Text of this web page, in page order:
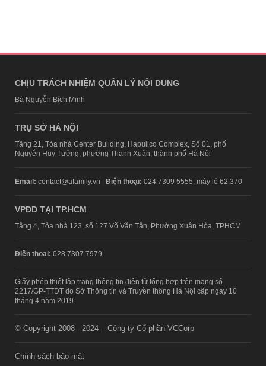
CHỊU TRÁCH NHIỆM QUẢN LÝ NỘI DUNG
Bà Nguyễn Bích Minh
TRỤ SỞ HÀ NỘI
Tầng 21, Tòa nhà Center Building, Hapulico Complex, Số 01, phố
Nguyễn Huy Tưởng, phường Thanh Xuân, thành phố Hà Nội
Email: contact@afamily.vn | Điện thoại: 024 7309 5555, máy lẻ 62.370
VPĐD TẠI TP.HCM
Tầng 4, Tòa nhà 123, số 127 Võ Văn Tần, Phường Xuân Hòa, TPHCM
Điện thoại: 028 7307 7979
Giấy phép thiết lập trang thông tin điện tử tổng hợp trên mạng số
2217/GP-TTĐT do Sở Thông tin và Truyền thông Hà Nội cấp ngày 10
tháng 4 năm 2019
© Copyright 2008 - 2024 – Công ty Cổ phần VCCorp
Chính sách bảo mật